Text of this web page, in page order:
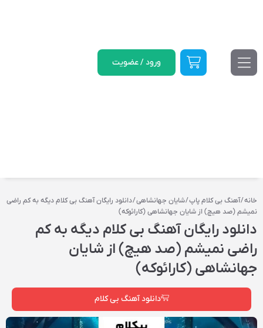
ورود / عضویت
خانه/آهنگ بی کلام پاپ/شایان جهانشاهی/ دانلود رایگان آهنگ بی کلام دیگه به کم راضی
نمیشم (صد هیچ) از شایان جهانشاهی (کارائوکه)
دانلود رایگان آهنگ بی کلام دیگه به کم
راضی نمیشم (صد هیچ) از شایان
جهانشاهی (کارائوکه)
دانلود آهنگ بی کلام